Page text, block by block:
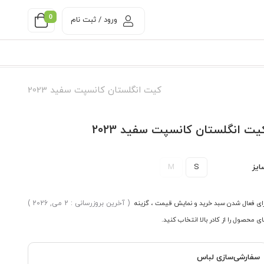
0 ورود / ثبت نام
کیت انگلستان کانسپت سفید 2023
انگلستان کانسپت سفید 2023
S
M
( آخرین بروزرسانی : 2 می, 2026 ) فعال شدن سبد خرید و نمایش قیمت ، گزینه
محصول را از کادر بالا انتخاب کنید.
سفارشی‌سازی لباس